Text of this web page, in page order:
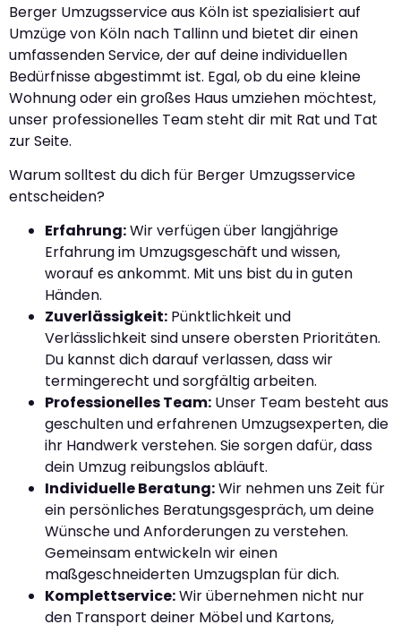
Berger Umzugsservice aus Köln ist spezialisiert auf
Umzüge von Köln nach Tallinn und bietet dir einen
umfassenden Service, der auf deine individuellen
Bedürfnisse abgestimmt ist. Egal, ob du eine kleine
Wohnung oder ein großes Haus umziehen möchtest,
unser professionelles Team steht dir mit Rat und Tat
zur Seite.
Warum solltest du dich für Berger Umzugsservice
entscheiden?
Erfahrung:Wir verfügen über langjährige
Erfahrung im Umzugsgeschäft und wissen,
worauf es ankommt. Mit uns bist du in guten
Händen.
Zuverlässigkeit: Pünktlichkeit und
Verlässlichkeit sind unsere obersten Prioritäten.
Du kannst dich darauf verlassen, dass wir
termingerecht und sorgfältig arbeiten.
Professionelles Team: Unser Team besteht aus
geschulten und erfahrenen Umzugsexperten, die
ihr Handwerk verstehen. Sie sorgen dafür, dass
dein Umzug reibungslos abläuft.
Individuelle Beratung:Wir nehmen uns Zeit für
ein persönliches Beratungsgespräch, um deine
Wünsche und Anforderungen zu verstehen.
Gemeinsam entwickeln wir einen
maßgeschneiderten Umzugsplan für dich.
Komplettservice:Wir übernehmen nicht nur
den Transport deiner Möbel und Kartons,